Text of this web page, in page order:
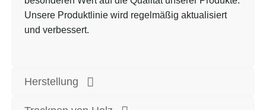
Unsere Produktlinie wird regelmäßig aktualisiert
und verbessert.
Herstellung